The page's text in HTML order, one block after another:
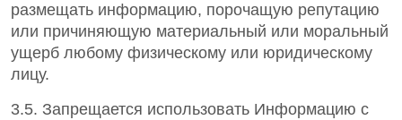
размещать информацию, порочащую репутацию
или причиняющую материальный или моральный
ущерб любому физическому или юридическому
лицу.
3.5. Запрещается использовать Информацию с